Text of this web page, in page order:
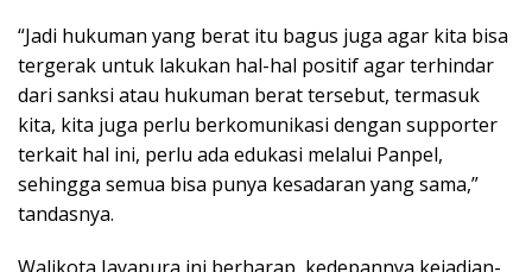
“Jadi hukuman yang berat itu bagus juga agar kita bisa
tergerak untuk lakukan hal-hal positif agar terhindar
dari sanksi atau hukuman berat tersebut, termasuk
kita, kita juga perlu berkomunikasi dengan supporter
terkait hal ini, perlu ada edukasi melalui Panpel,
sehingga semua bisa punya kesadaran yang sama,”
tandasnya.